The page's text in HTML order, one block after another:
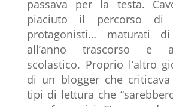
passava per la testa.
piaciuto il percorso di
protagonisti… maturati
all’anno trascorso e
scolastico. Proprio l’altro
di un blogger che
tipi di lettura che